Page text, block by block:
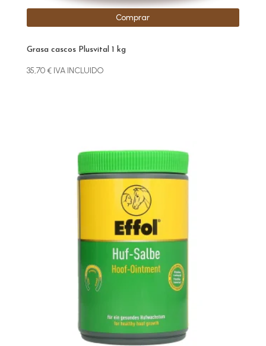
Grasa cascos Plusvital 1 kg
35,70€ IVA INCLUIDO
Comprar